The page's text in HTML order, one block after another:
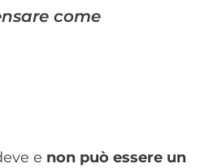
come
e non può essere un